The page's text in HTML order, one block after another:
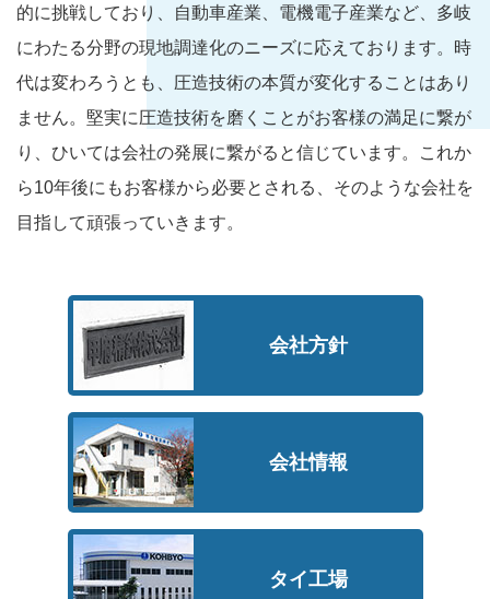
的に挑戦しており、自動車産業、電機電子産業など、多岐
にわたる分野の現地調達化のニーズに応えております。時
代は変わろうとも、圧造技術の本質が変化することはあり
ません。堅実に圧造技術を磨くことがお客様の満足に繋が
り、ひいては会社の発展に繋がると信じています。これか
ら10年後にもお客様から必要とされる、そのような会社を
目指して頑張っていきます。
会社方針
会社情報
タイ工場